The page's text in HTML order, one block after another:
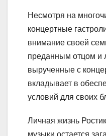
Несмотря на
концертные
внимание своей
преданным отцом и
вырученные с
вкладывает в
условий для своих
Личная жизнь